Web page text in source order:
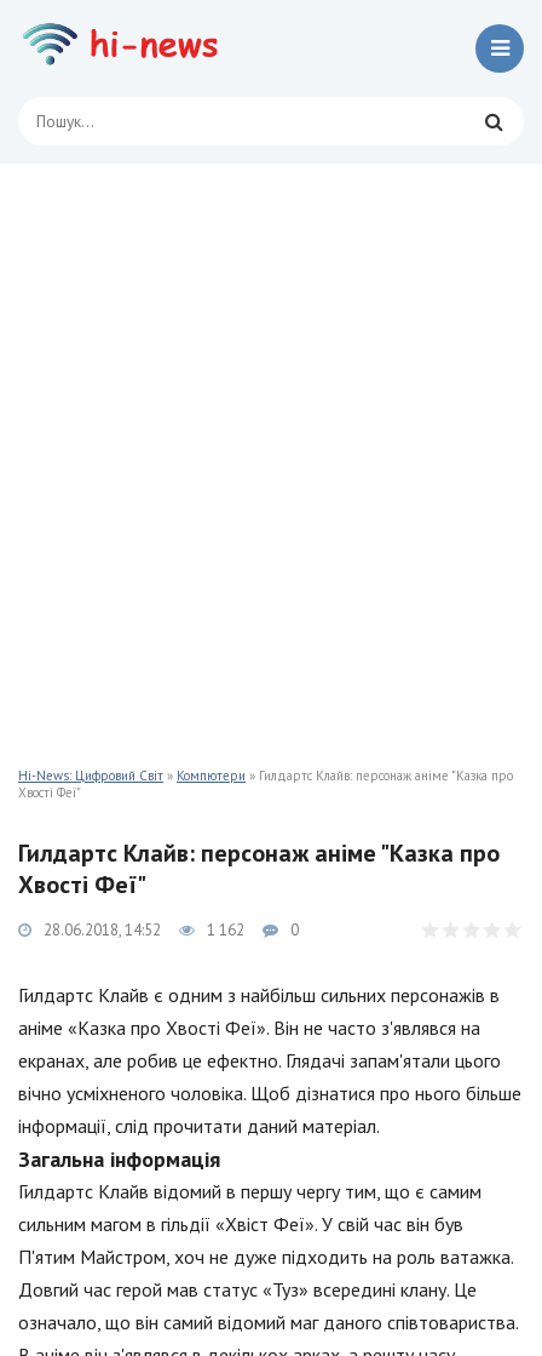
Hi-News: Цифровий Світ » Компютери » Гилдартс Клайв: персонаж аніме "Казка про
Хвості Феї"
Гилдартс Клайв: персонаж аніме "Казка про
Хвості Феї"
28.06.2018, 14:52 1 162 0
Гилдартс Клайв є одним з найбільш сильних персонажів в
аніме «Казка про Хвості Феї». Він не часто з'являвся на
екранах, але робив це ефектно. Глядачі запам'ятали цього
вічно усміхненого чоловіка. Щоб дізнатися про нього більше
інформації, слід прочитати даний матеріал.
Загальна інформація
Гилдартс Клайв відомий в першу чергу тим, що є самим
сильним магом в гільдії «Хвіст Феї». У свій час він був
П'ятим Майстром, хоч не дуже підходить на роль ватажка.
Довгий час герой мав статус «Туз» всередині клану. Це
означало, що він самий відомий маг даного співтовариства.